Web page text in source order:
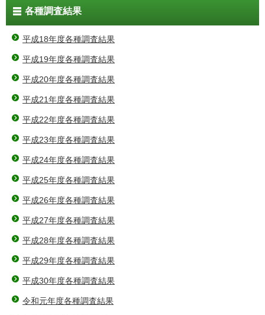
各種調査結果
平成18年度各種調査結果
平成19年度各種調査結果
平成20年度各種調査結果
平成21年度各種調査結果
平成22年度各種調査結果
平成23年度各種調査結果
平成24年度各種調査結果
平成25年度各種調査結果
平成26年度各種調査結果
平成27年度各種調査結果
平成28年度各種調査結果
平成29年度各種調査結果
平成30年度各種調査結果
令和元年度各種調査結果